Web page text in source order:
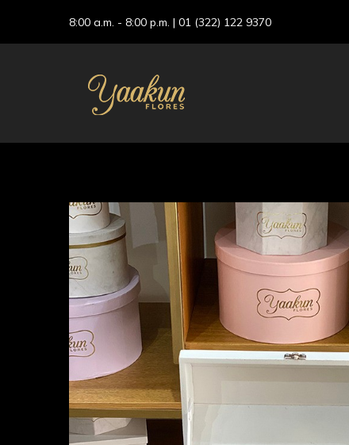
8:00 a.m. - 8:00 p.m. | 01 (322) 122 9370